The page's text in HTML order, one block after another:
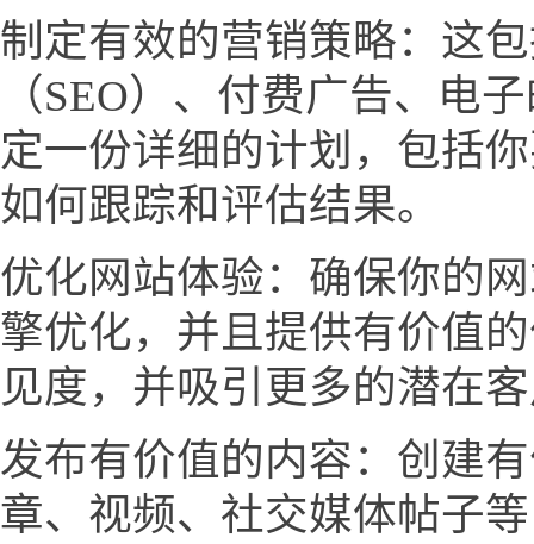
制定有效的营销策略：这
（SEO）、付费广告、电
定一份详细的计划，包括
如何跟踪和评估结果。
优化网站体验：确保你的
擎优化，并且提供有价值
见度，并吸引更多的潜在
发布有价值的内容：创建
章、视频、社交媒体帖子